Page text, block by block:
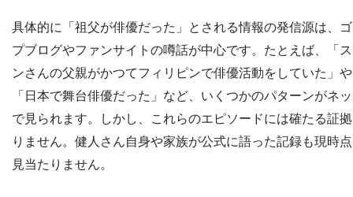
具体的に「祖父が俳優だった」とされる情報の発信源は、
プブログやファンサイトの噂話が中心です。たとえば、「
ンさんの父親がかつてフィリピンで俳優活動をしていた」
「日本で舞台俳優だった」など、いくつかのパターンがネ
で見られます。しかし、これらのエピソードには確たる証
りません。健人さん自身や家族が公式に語った記録も現時
見当たりません。